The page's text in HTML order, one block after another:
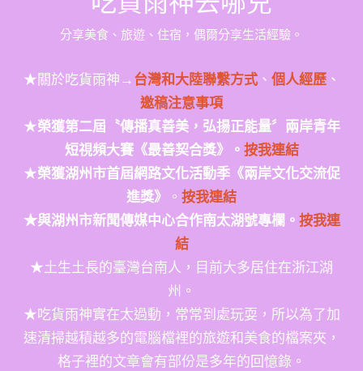
分享美食、旅遊、住宿，偶爾分享生活經驗。
★關於吃貨雨神→台灣和大陸聯繫方式、 個人經歷、
邀稿注意事項
★榮獲第二屆〝傳播真善美，弘揚正能量〞兩岸青年
短視頻大賽《最善契合獎》。 按我連結
★榮獲湖州市首屆網路文化活動季《兩岸文化交流促
進獎》
。 按我連結
★與湖州市新聞傳媒中心合作南太湖號專欄。 按我連
結
★土生土長的臺灣台南人，目前大多居住在浙江湖
州。
★吃貨雨神實在太過動，常常到處玩耍，所以為了加
速清掃越積越多的電腦檔裡的旅遊和美食的檔案夾，
格子裡的文章會有部份是多年的回憶錄。